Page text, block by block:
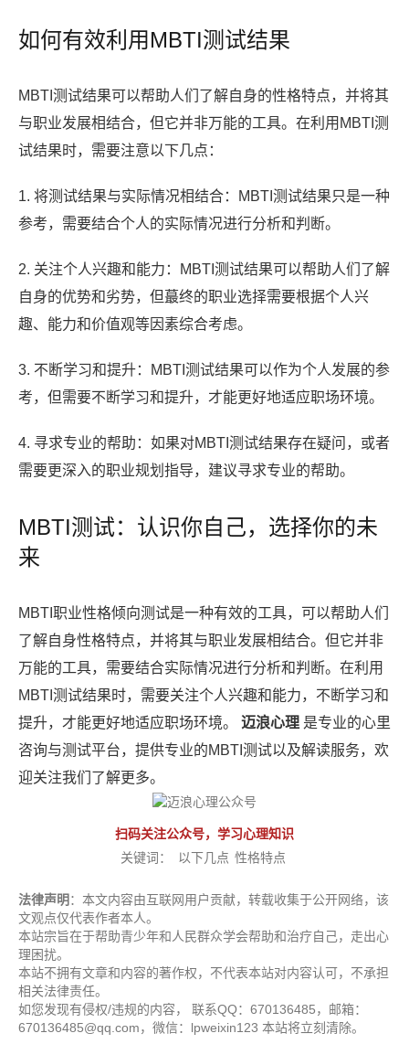
如何有效利用MBTI测试结果
MBTI测试结果可以帮助人们了解自身的性格特点，并将其
与职业发展相结合，但它并非万能的工具。在利用MBTI测
试结果时，需要注意以下几点：
1. 将测试结果与实际情况相结合：MBTI测试结果只是一种
参考，需要结合个人的实际情况进行分析和判断。
2. 关注个人兴趣和能力：MBTI测试结果可以帮助人们了解
自身的优势和劣势，但蕞终的职业选择需要根据个人兴
趣、能力和价值观等因素综合考虑。
3. 不断学习和提升：MBTI测试结果可以作为个人发展的参
考，但需要不断学习和提升，才能更好地适应职场环境。
4. 寻求专业的帮助：如果对MBTI测试结果存在疑问，或者
需要更深入的职业规划指导，建议寻求专业的帮助。
MBTI测试：认识你自己，选择你的未
来
MBTI职业性格倾向测试是一种有效的工具，可以帮助人们
了解自身性格特点，并将其与职业发展相结合。但它并非
万能的工具，需要结合实际情况进行分析和判断。在利用
MBTI测试结果时，需要关注个人兴趣和能力，不断学习和
提升，才能更好地适应职场环境。 迈浪心理 是专业的心里
咨询与测试平台，提供专业的MBTI测试以及解读服务，欢
迎关注我们了解更多。
扫码关注公众号，学习心理知识
关键词：
以下几点 性格特点
法律声明 ：本文内容由互联网用户贡献，转载收集于公开网络，该
文观点仅代表作者本人。
本站宗旨在于帮助青少年和人民群众学会帮助和治疗自己，走出心
理困扰。
本站不拥有文章和内容的著作权，不代表本站对内容认可，不承担
相关法律责任。
如您发现有侵权/违规的内容， 联系QQ：670136485，邮箱：
670136485@qq.com，微信：lpweixin123 本站将立刻清除。